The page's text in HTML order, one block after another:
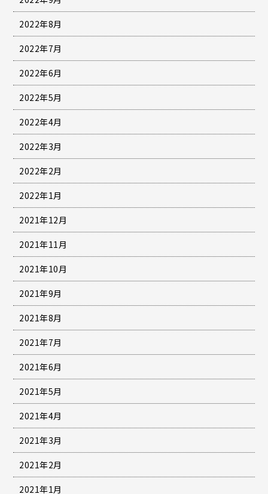
2022年8月
2022年7月
2022年6月
2022年5月
2022年4月
2022年3月
2022年2月
2022年1月
2021年12月
2021年11月
2021年10月
2021年9月
2021年8月
2021年7月
2021年6月
2021年5月
2021年4月
2021年3月
2021年2月
2021年1月